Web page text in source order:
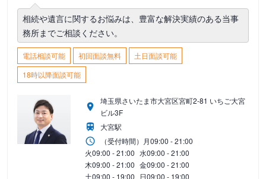
相続や遺言に関するお悩みは、豊富な解決実績のある当事
務所までご相談ください。
電話相談可能 初回面談無料
土日面談可能
18時以降面談可能
埼玉県さいたま市大宮区宮町2-81 いちご大宮
ビル3F
大宮駅
（受付時間） 月09:00 - 21:00
火09:00 - 21:00 水09:00 - 21:00
木09:00 - 21:00 金09:00 - 21:00
土09:00 - 19:00 日09:00 - 19:00